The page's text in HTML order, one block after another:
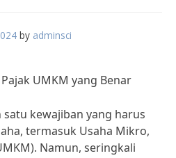
by adminsci
UMKM yang Benar
kewajiban yang harus
termasuk Usaha Mikro,
Namun, seringkali